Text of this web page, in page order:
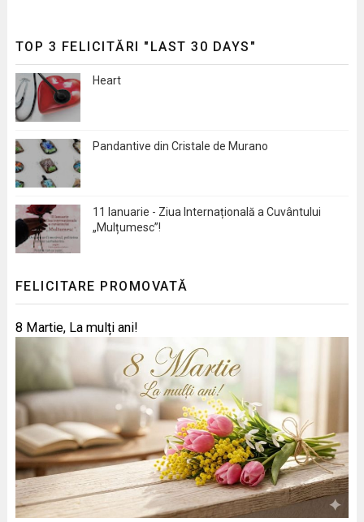
TOP 3 FELICITĂRI "LAST 30 DAYS"
Heart
Pandantive din Cristale de Murano
11 Ianuarie - Ziua Internațională a Cuvântului
„Mulțumesc”!
FELICITARE PROMOVATĂ
8 Martie, La mulți ani!